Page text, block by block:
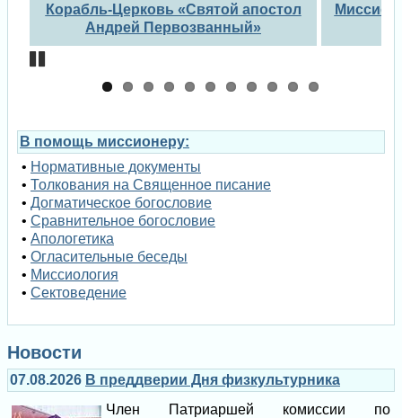
Миссионерский поезд «За духовное
возрождение России»
В помощь миссионеру:
• Нормативные документы
• Толкования на Священное писание
• Догматическое богословие
• Сравнительное богословие
• Апологетика
• Огласительные беседы
• Миссиология
• Сектоведение
Новости
07.08.2026 В преддверии Дня физкультурника
Член Патриаршей комиссии по